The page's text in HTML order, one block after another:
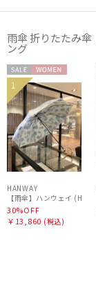
ランバン オン
マジカルテック
masu
マス
mila
ミラ・ショー
ミラクルテック
雨傘 折りたたみ
ング
セー
ル
WOME
N
1
HANWAY
30%OFF
￥13,860 (税込)